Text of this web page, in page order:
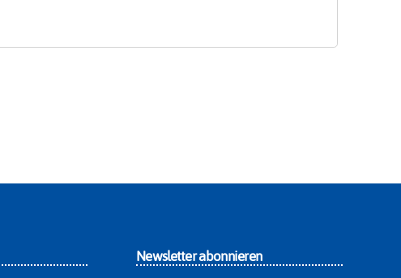
Newsletter abonnieren